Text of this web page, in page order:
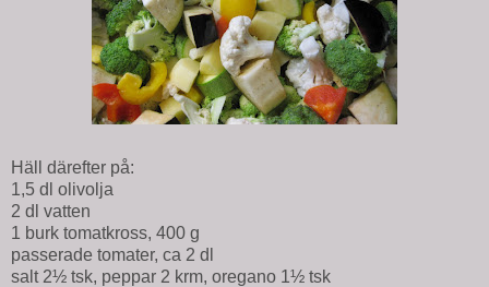
Häll därefter på:
1,5 dl olivolja
2 dl vatten
1 burk tomatkross, 400 g
passerade tomater, ca 2 dl
salt 2½ tsk, peppar 2 krm, oregano 1½ tsk